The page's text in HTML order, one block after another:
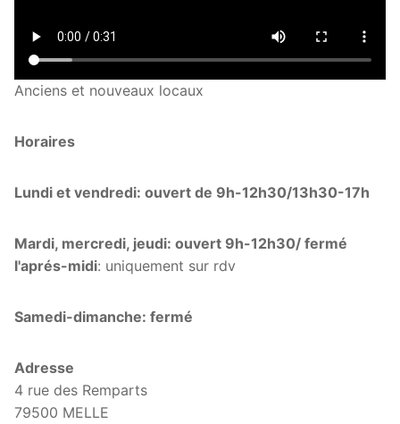
Anciens et nouveaux locaux
Horaires
Lundi et vendredi: ouvert de 9h-12h30/13h30-17h
Mardi, mercredi, jeudi: ouvert 9h-12h30/ fermé
l'aprés-midi: uniquement sur rdv
Samedi-dimanche: fermé
Adresse
4 rue des Remparts
79500 MELLE